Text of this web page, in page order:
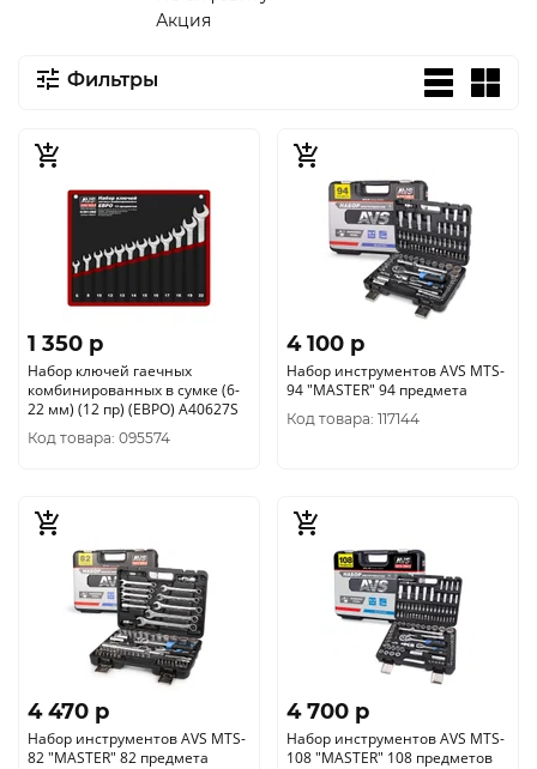
Акция
Фильтры
1 350 p
Набор ключей гаечных
комбинированных в сумке (6-
22 мм) (12 пр) (ЕВРО) A40627S
Код товара: 095574
4 100 p
Набор инструментов AVS MTS-
94 "MASTER" 94 предмета
Код товара: 117144
4 470 p
Набор инструментов AVS MTS-
82 "MASTER" 82 предмета
4 700 p
Набор инструментов AVS MTS-
108 "MASTER" 108 предметов